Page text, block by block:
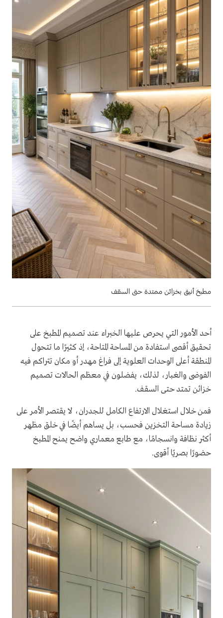
مطبخ أنيق بخزائن ممتدة حتى السقف
أحد الأمور التي يحرص عليها الخبراء عند تصميم المطبخ على
تحقيق أقصى استفادة من المساحة المتاحة، إذ كثيرًا ما تتحول
المنطقة أعلى الوحدات العلوية إلى فراغ مهدر أو مكان تتراكم فيه
الفوضى والغبار، لذلك، يفضلون في معظم الحالات تصميم
خزائن تمتد حتى السقف.
فمن خلال استغلال الارتفاع الكامل للجدران، لا يقتصر الأمر على
زيادة مساحة التخزين فحسب، بل يساهم أيضًا في خلق مظهر
أكثر نظافة وانسجامًا، مع طابع معماري واضح يمنح المطبخ
حضورًا بصريًا أقوى.